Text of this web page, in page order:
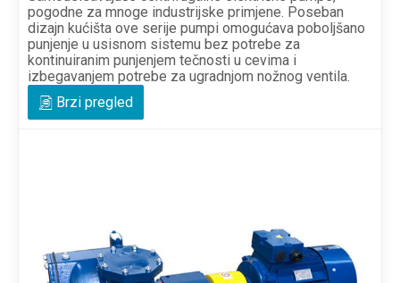
pogodne za mnoge industrijske primjene. Poseban
dizajn kućišta ove serije pumpi omogućava poboljšano
punjenje u usisnom sistemu bez potrebe za
kontinuiranim punjenjem tečnosti u cevima i
izbegavanjem potrebe za ugradnjom nožnog ventila.
Brzi pregled